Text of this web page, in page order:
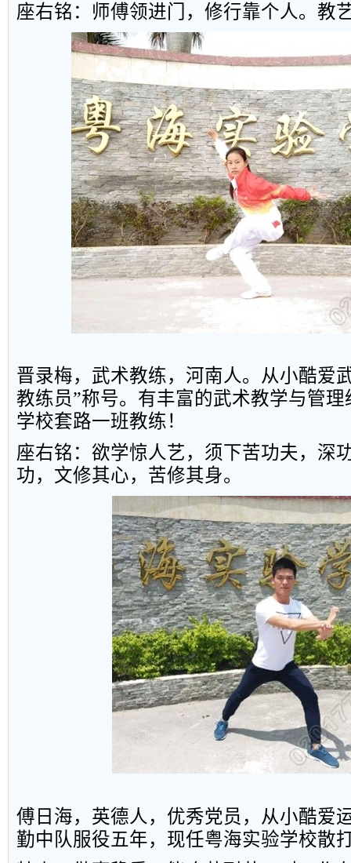
座右铭：师傅领进门，修行靠个人。教
晋录梅， 武术教练， 河南人。 从小酷爱
教练员”称号。有丰富的武术教学与管
学校套路一班教练！
座右铭：欲学惊人艺，须下苦功夫，深
功，文修其心，苦修其身。
傅日海， 英德人 ， 优秀党员 ， 从小酷爱
勤中队服役五年， 现任粤海实验学校散